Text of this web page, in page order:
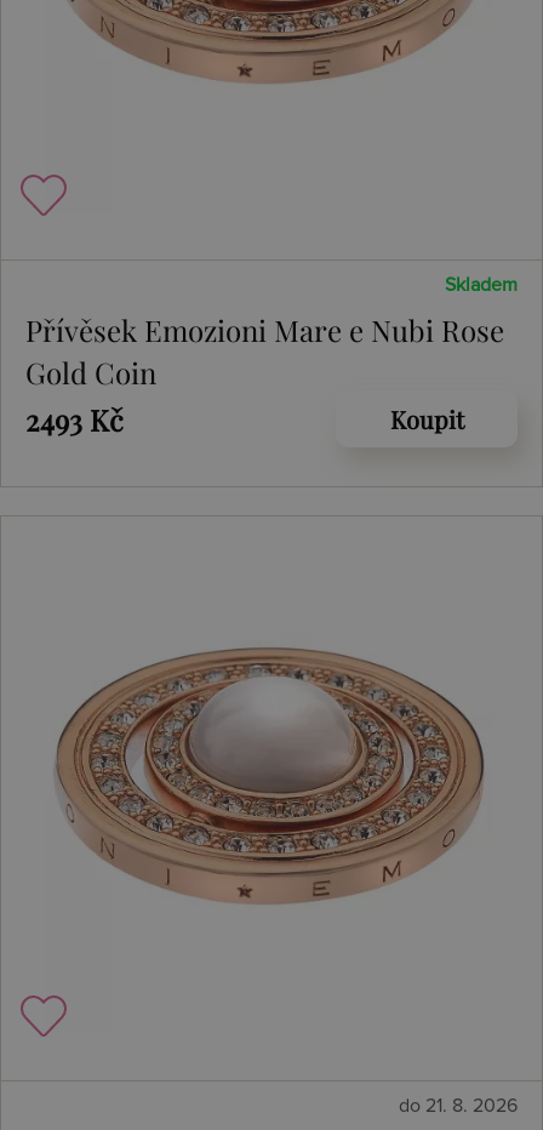
Skladem
Přívěsek Emozioni Mare e Nubi Rose
Gold Coin
2493 Kč
Koupit
do 21. 8. 2026